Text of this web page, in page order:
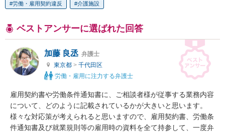
労働・雇用契約違反 介護施設
ベストアンサーに選ばれた回答
加藤 良丞 弁護士
東京都 > 千代田区
労働・雇用に注力する弁護士
雇用契約書や労働条件通知書に、ご相談者様が従事する業務内容
について、どのように記載されているかが大きいと思います。
様々な対応策が考えられると思いますので、雇用契約書、労働条
件通知書及び就業規則等の雇用時の資料を全て持参して、一度弁